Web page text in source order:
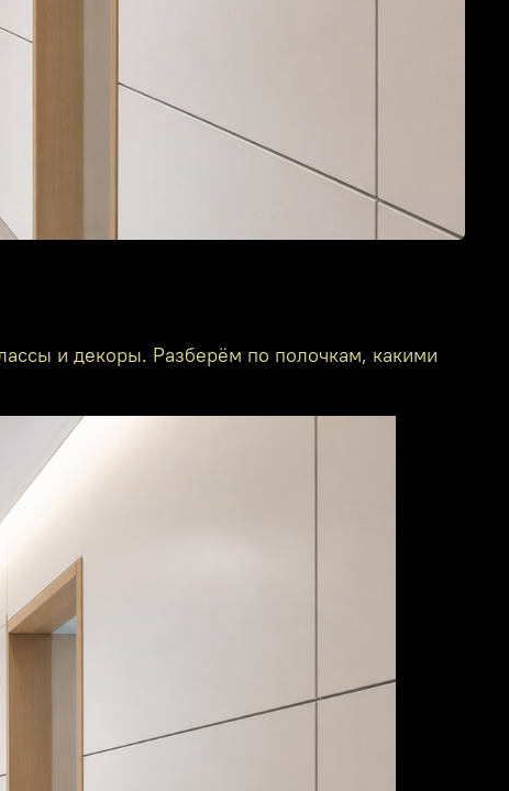
и декоры. Разберём по полочкам, какими